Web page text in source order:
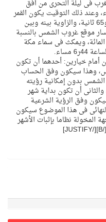
فى ليلة التحرى من أفق
عند الساعة 41ر6 مساء، وعند ذلك التوقيت يكون القمر
على ارتفاع صفر درجة و 18 دقيقة و65 ثانية، والزاوية بينه وبين
8 درجات إلى يسار موقع غروب الشمس بالنسبة
المضاء منه 6ر0 فى المائة، ويمكث فى سماء مكة
أمام خيارين: أحدهما أن تكون
الثلاثاء 30 أغسطس، وهذا سيكون وفق الحساب
بدون إمكانية رؤيته
أن تكون بداية شهر
وهذا سيكون وفق الرؤية الشرعية
فى هذا الموضوع سيكون
المخولة نظاما بإثبات الأشهر